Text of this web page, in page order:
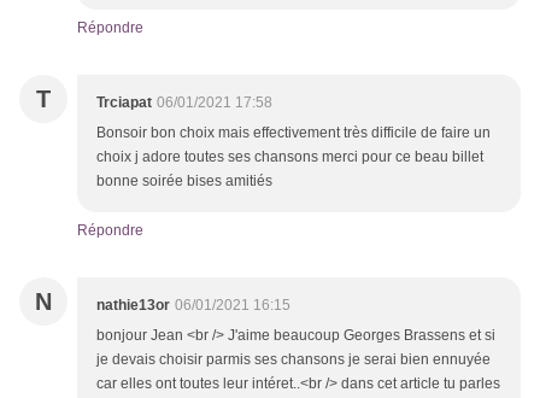
Répondre
T Trciapat 06/01/2021 17:58
Bonsoir bon choix mais effectivement très difficile de faire un
choix j adore toutes ses chansons merci pour ce beau billet
bonne soirée bises amitiés
Répondre
N nathie13or 06/01/2021 16:15
bonjour Jean <br /> J'aime beaucoup Georges Brassens et si
je devais choisir parmis ses chansons je serai bien ennuyée
car elles ont toutes leur intéret..<br /> dans cet article tu parles